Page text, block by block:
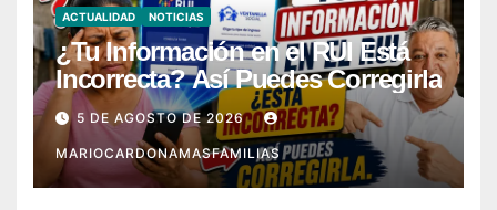
ACTUALIDAD NOTICIAS
¿Tu Información en el RUI Está
Incorrecta? Así Puedes Corregirla
5 DE AGOSTO DE 2026
MARIOCARDONAMASFAMILIAS